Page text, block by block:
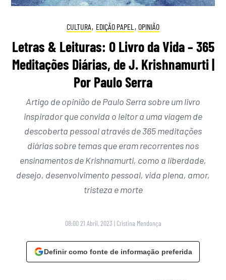
CULTURA, EDIÇÃO PAPEL , OPINIÃO
Letras & Leituras: O Livro da Vida – 365
Meditações Diárias, de J. Krishnamurti |
Por Paulo Serra
Artigo de opinião de Paulo Serra sobre um livro
inspirador que convida o leitor a uma viagem de
descoberta pessoal através de 365 meditações
diárias sobre temas que eram recorrentes nos
ensinamentos de Krishnamurti, como a liberdade,
desejo, desenvolvimento pessoal, vida plena, amor,
tristeza e morte
08:00 21 Abril, 2023 | Cristina Mendonça
Definir como fonte de informação preferida